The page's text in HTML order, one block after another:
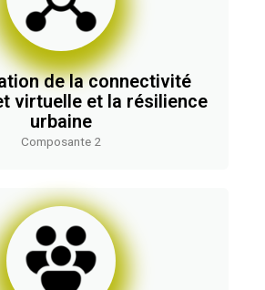
de la connectivité
virtuelle et la résilience
urbaine
Composante 2